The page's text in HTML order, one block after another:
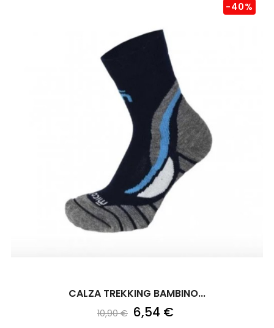
CALZA TREKKING BAMBINO...
10,90 €
-40%
6,54 €